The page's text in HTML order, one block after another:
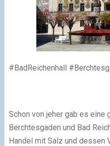
#BadReichenhall
Schon von jeher gab es
Berchtesgaden und Bad
Handel mit Salz und dessen